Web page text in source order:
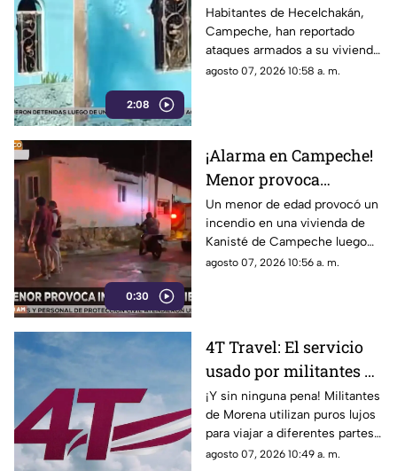
2:08
a disparos en
Hecelchakán en menos
de una semana
Habitantes de Hecelchakán,
Campeche, han reportado
ataques armados a su vivienda
en menos de una semana.
agosto 07, 2026 10:58 a. m.
0:30
¡Alarma en Campeche!
Menor provoca
INCENDIO en su
vivienda por jugar con
cerillos (+Video)
Un menor de edad provocó un
incendio en una vivienda de
Kanisté de Campeche luego
de que jugara con unos
agosto 07, 2026 10:56 a. m.
4T Travel: El servicio
usado por militantes de
Morena para viajar con
lujos
¡Y sin ninguna pena! Militantes
de Morena utilizan puros lujos
para viajar a diferentes partes
del mundo mientras profesan
agosto 07, 2026 10:49 a. m.